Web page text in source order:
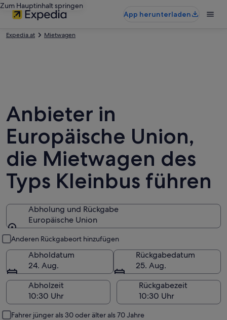
Zum Hauptinhalt springen
App herunterladen
Expedia.at Mietwagen
Anbieter in
Europäische Union,
die Mietwagen des
Typs Kleinbus führen
Abholung und Rückgabe
Europäische Union
Anderen Rückgabeort hinzufügen
Abholdatum
24. Aug.
Rückgabedatum
25. Aug.
Abholzeit
Rückgabezeit
Fahrer jünger als 30 oder älter als 70 Jahre